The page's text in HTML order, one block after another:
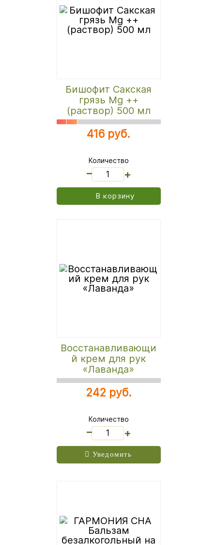
Бишофит Сакская
грязь Mg ++
(раствор) 500 мл
416 руб.
Количество
+
В корзину
Восстанавливающи
й крем для рук
«Лаванда»
242 руб.
Количество
+
Уведомить